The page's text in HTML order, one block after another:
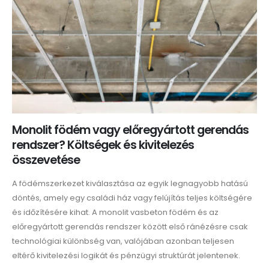
Monolit födém vagy előregyártott gerendás
rendszer? Költségek és kivitelezés
összevetése
A födémszerkezet kiválasztása az egyik legnagyobb hatású
döntés, amely egy családi ház vagy felújítás teljes költségére
és időzítésére kihat. A monolit vasbeton födém és az
előregyártott gerendás rendszer között első ránézésre csak
technológiai különbség van, valójában azonban teljesen
eltérő kivitelezési logikát és pénzügyi struktúrát jelentenek.